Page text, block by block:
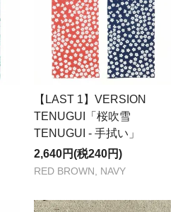
【LAST 1】VERSION
TENUGUI「桜吹雪
TENUGUI - 手拭い」
2,640円(税240円)
RED BROWN, NAVY